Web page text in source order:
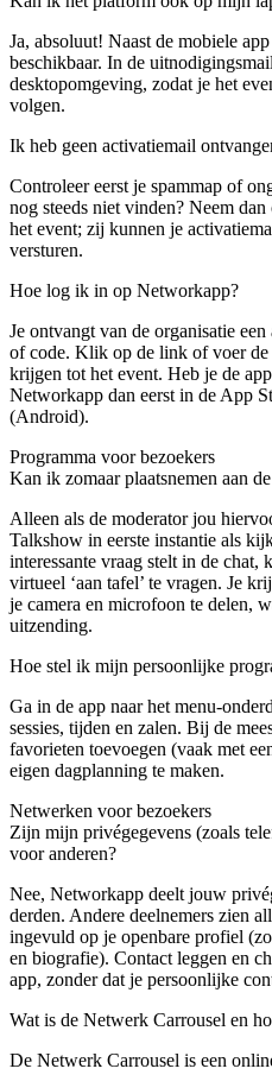
Ja, absoluut! Naast de mobiele
beschikbaar. In de
desktopomgeving, zodat je het
volgen.
Ik heb geen activatiemail
Controleer eerst je spammap of
nog steeds niet vinden? Neem
het event; zij kunnen je
versturen.
Hoe log ik in op Networkapp?
Je ontvangt van de organisatie
of code. Klik op de link of voer de
krijgen tot het event. Heb je de
Networkapp dan eerst in de App
(Android).
Programma voor bezoekers
Kan ik zomaar plaatsnemen aan
Alleen als de moderator jou
Talkshow in eerste instantie als
interessante vraag stelt in de chat,
virtueel ‘aan tafel’ te vragen. Je
je camera en microfoon te delen,
uitzending.
Hoe stel ik mijn persoonlijke
Ga in de app naar het menu-
sessies, tijden en zalen. Bij de
favorieten toevoegen (vaak met
eigen dagplanning te maken.
Netwerken voor bezoekers
Zijn mijn privégegevens (zoals
voor anderen?
Nee, Networkapp deelt jouw
derden. Andere deelnemers zien
ingevuld op je openbare profiel
en biografie). Contact leggen en
app, zonder dat je persoonlijke
Wat is de Netwerk Carrousel en
De Netwerk Carrousel is een